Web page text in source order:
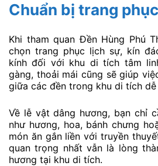
Chuẩn bị trang
Khi tham quan Đền Hùng Phú
chọn trang phục lịch sự, kín
kính đối với khu di tích tâm
gàng, thoải mái cũng sẽ giúp
giữa các đền trong khu di tích dễ
Về lễ vật dâng hương, bạn chỉ
như hương, hoa, bánh chưng
món ăn gắn liền với truyền
quan trọng nhất vẫn là lòng
hương tại khu di tích.